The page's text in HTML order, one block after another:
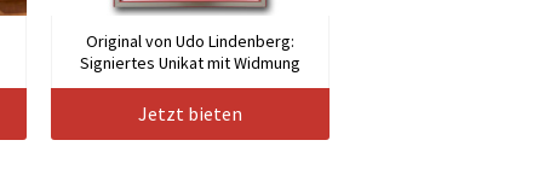
Original von Udo Lindenberg:
Signiertes Unikat mit Widmung
Jetzt bieten